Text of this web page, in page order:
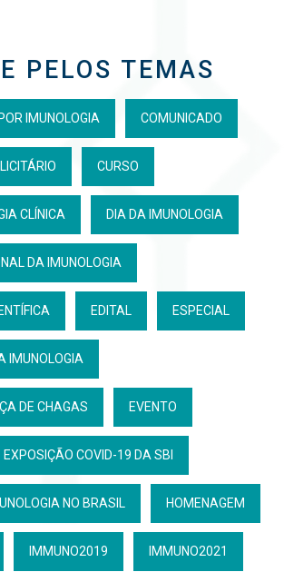
PELOS TEMAS
IMUNOLOGIA COMUNICADO
CURSO
CLÍNICA DIA DA IMUNOLOGIA
DA IMUNOLOGIA
EDITAL ESPECIAL
IMUNOLOGIA
DE CHAGAS EVENTO
EXPOSIÇÃO COVID-19 DA SBI
NO BRASIL HOMENAGEM
IMMUNO2019 IMMUNO2021